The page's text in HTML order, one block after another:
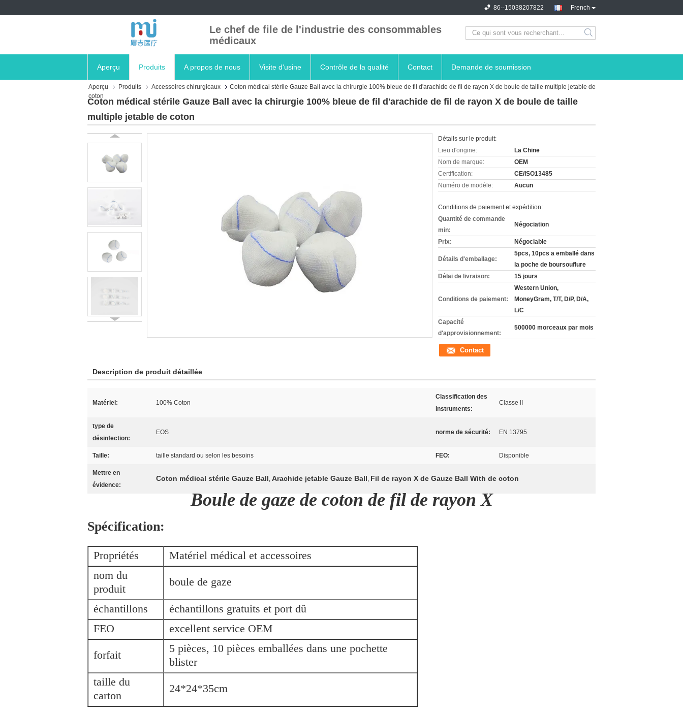
French
86--15038207822
Le chef de file de l'industrie des consommables
médicaux
Aperçu Produits A propos de nous Visite d'usine Contrôle de la qualité Contact Demande de soumission
Aperçu Produits Accessoires chirurgicaux
Coton médical stérile Gauze Ball avec la chirurgie 100% bleue de fil d'arachide de fil de rayon X de boule de taille multiple jetable de
coton
Coton médical stérile Gauze Ball avec la chirurgie 100% bleue de fil d'arachide de fil de rayon X de boule de taille
multiple jetable de coton
Détails sur le produit:
Lieu d'origine:
La Chine
Nom de marque:
OEM
Certification:
CE/ISO13485
Numéro de modèle:
Aucun
Conditions de paiement et expédition:
Quantité de commande
min:
Négociation
Prix: Négociable
Détails d'emballage:
5pcs, 10pcs a emballé dans
la poche de boursouflure
Délai de livraison:
15 jours
Conditions de paiement:
Western Union,
MoneyGram, T/T, D/P, D/A,
L/C
Capacité
d'approvisionnement:
500000 morceaux par mois
Contact
Description de produit détaillée
Matériel: 100% Coton
Classification des
instruments:
Classe II
type de
désinfection:
EOS norme de sécurité: EN 13795
Taille: taille standard ou selon les besoins FEO: Disponible
Mettre en
évidence:
Coton médical stérile Gauze Ball, Arachide jetable Gauze Ball, Fil de rayon X de Gauze Ball With de coton
Boule de gaze de coton de fil de rayon X
Spécification:
Propriétés
Matériel médical et accessoires
nom du
produit
boule de gaze
échantillons
échantillons gratuits et port dû
FEO
excellent service OEM
forfait
5 pièces, 10 pièces emballées dans une pochette
blister
taille du
carton
24*24*35cm